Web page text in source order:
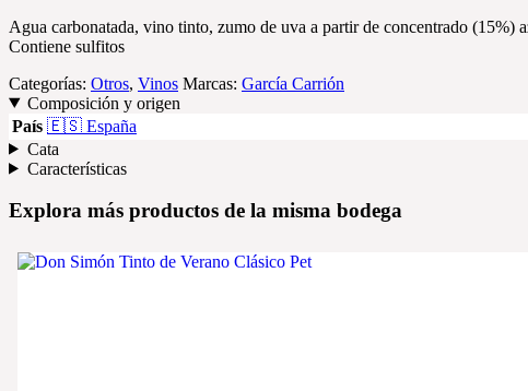
Agua carbonatada, vino tinto, zumo de uva a partir de concentrado
Contiene sulfitos
Categorías: Otros, Vinos Marcas: García Carrión
Composición y origen
País 🇪🇸 España
Cata
Características
Explora más productos de la misma bodega